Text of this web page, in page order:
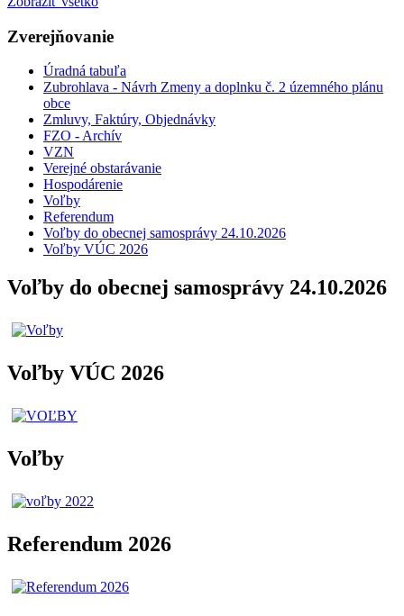
Zverejňovanie
Úradná tabuľa
Zubrohlava - Návrh Zmeny a doplnku č. 2 územného plánu
obce
Zmluvy, Faktúry, Objednávky
FZO - Archív
VZN
Verejné obstarávanie
Hospodárenie
Voľby
Referendum
Voľby do obecnej samosprávy 24.10.2026
Voľby VÚC 2026
Voľby do obecnej samosprávy 24.10.2026
Voľby VÚC 2026
Voľby
Referendum 2026